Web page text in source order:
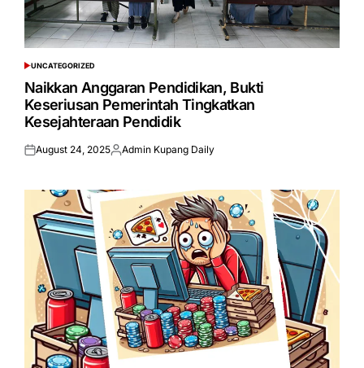
POSTED
IN
UNCATEGORIZED
Naikkan Anggaran Pendidikan, Bukti
Keseriusan Pemerintah Tingkatkan
Kesejahteraan Pendidik
Posted
August 24, 2025Posted
Admin Kupang Daily